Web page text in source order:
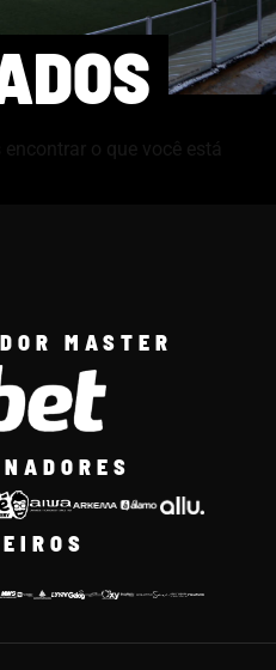
o que você está
MASTER